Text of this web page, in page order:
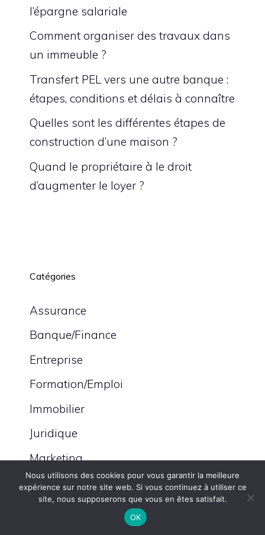
l’épargne salariale
Comment organiser des travaux dans
un immeuble ?
Transfert PEL vers une autre banque :
étapes, conditions et délais à connaître
Quelles sont les différentes étapes de
construction d’une maison ?
Quand le propriétaire à le droit
d’augmenter le loyer ?
Catégories
Assurance
Banque/Finance
Entreprise
Formation/Emploi
Immobilier
Juridique
Marketing
Nous utilisons des cookies pour vous garantir la meilleure
expérience sur notre site web. Si vous continuez à utiliser ce
site, nous supposerons que vous en êtes satisfait.
OK